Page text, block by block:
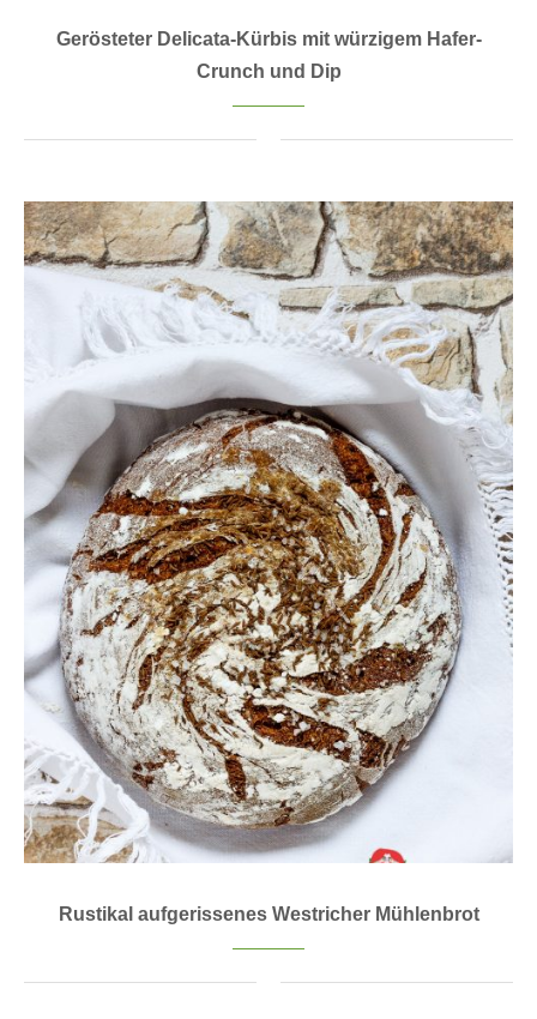
Gerösteter Delicata-Kürbis mit würzigem Hafer-
Crunch und Dip
Rustikal aufgerissenes Westricher Mühlenbrot